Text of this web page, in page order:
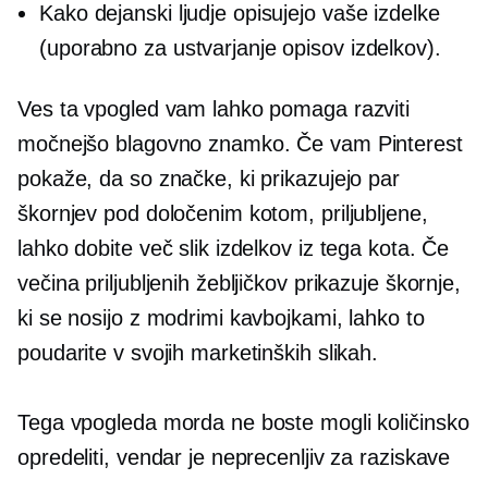
Kako dejanski ljudje opisujejo vaše izdelke
(uporabno za ustvarjanje opisov izdelkov).
Ves ta vpogled vam lahko pomaga razviti
močnejšo blagovno znamko. Če vam Pinterest
pokaže, da so značke, ki prikazujejo par
škornjev pod določenim kotom, priljubljene,
lahko dobite več slik izdelkov iz tega kota. Če
večina priljubljenih žebljičkov prikazuje škornje,
ki se nosijo z modrimi kavbojkami, lahko to
poudarite v svojih marketinških slikah.
Tega vpogleda morda ne boste mogli količinsko
opredeliti, vendar je neprecenljiv za raziskave